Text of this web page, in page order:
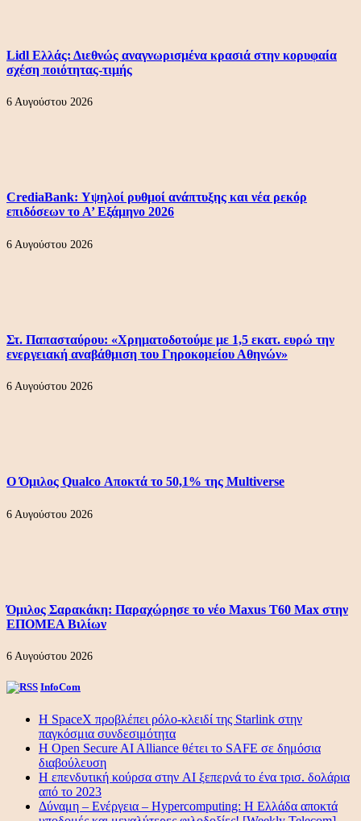
Lidl Ελλάς: Διεθνώς αναγνωρισμένα κρασιά στην κορυφαία
σχέση ποιότητας-τιμής
6 Αυγούστου 2026
CrediaBank: Υψηλοί ρυθμοί ανάπτυξης και νέα ρεκόρ
επιδόσεων το Α’ Εξάμηνο 2026
6 Αυγούστου 2026
Στ. Παπασταύρου: «Χρηματοδοτούμε με 1,5 εκατ. ευρώ την
ενεργειακή αναβάθμιση του Γηροκομείου Αθηνών»
6 Αυγούστου 2026
Ο Όμιλος Qualco Αποκτά το 50,1% της Multiverse
6 Αυγούστου 2026
Όμιλος Σαρακάκη: Παραχώρησε το νέο Maxus T60 Max στην
ΕΠΟΜΕΑ Βιλίων
6 Αυγούστου 2026
InfoCom
Η SpaceX προβλέπει ρόλο-κλειδί της Starlink στην
παγκόσμια συνδεσιμότητα
Η Open Secure AI Alliance θέτει το SAFE σε δημόσια
διαβούλευση
Η επενδυτική κούρσα στην AI ξεπερνά το ένα τρισ. δολάρια
από το 2023
Δύναμη – Ενέργεια – Ηypercomputing: Η Ελλάδα αποκτά